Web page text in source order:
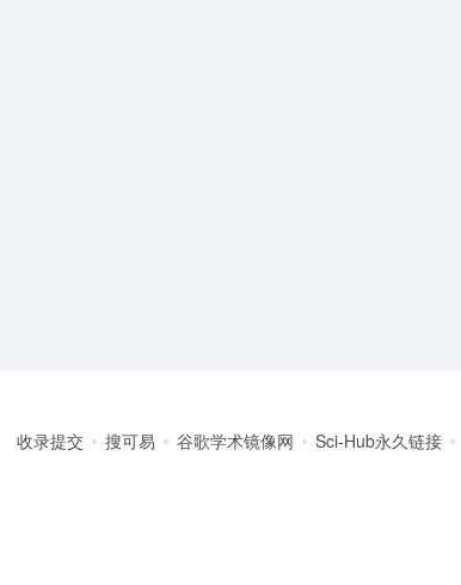
收录提交 搜可易 谷歌学术镜像网 Sci-Hub永久链接